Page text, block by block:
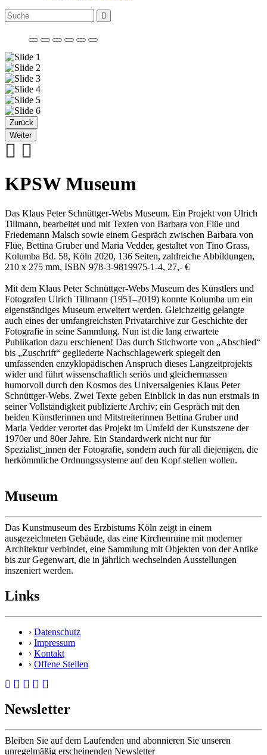
Zurück
Weiter
KPSW Museum
Das Klaus Peter Schnüttger-Webs Museum. Ein Projekt von Ulrich
Tillmann, bearbeitet und mit Texten von Barbara von Flüe und
Friedemann Malsch sowie einem Gespräch zwischen Barbara von
Flüe, Bettina Gruber und Maria Vedder, gestaltet von Tino Grass,
Kolumba Bd. 58, Köln 2020, 136 Seiten, zahlreiche Abbildungen,
210 x 275 mm, ISBN 978-3-9819975-1-4, 27,- €
Mit dem Klaus Peter Schnüttger-Webs Museum des Künstlers und
Fotografen Ulrich Tillmann (1951–2019) konnte Kolumba um ein
eigenständiges Museum erweitert werden. Gleichzeitig gelangte
auch eines der umfangreichsten Privatarchive zur Geschichte der
Fotografie in seine Sammlung. Nun ist die lang erwartete
Publikation dazu erschienen! Das durch Stichworte von „Abschied“
bis „Zuschrift“ gegliederte Nachschlagewerk spiegelt den
umfassenden enzyklopädischen Anspruch dieses Langzeitprojekts
wider und führt wissenschaftlich seriös und gleichermassen
humorvoll durch den Kosmos des Universalgenies Klaus Peter
Schnüttger-Webs. Zwei Texte geben Einblick in das nun erstmals in
seiner Vollständigkeit publizierte Archiv; ein Gespräch mit den
beiden Künstlerinnen und Mitstreiterinnen Bettina Gruber und
Maria Vedder verortet das Projekt im Umfeld der Kunstszene der
1970er und 80er Jahre. Ein Standardwerk nicht nur für
Spezialist_innen der Fotografie, sondern auch für all diejenigen, die
herkömmliche Ordnungssysteme auf den Kopf stellen wollen.
Museum
Das Kunstmuseum des Erzbistums Köln zeigt in einem
ausgezeichneten Gebäude, das eine Kirchenruine mit moderner
Architektur verbindet, eine Sammlung mit Objekten von der Antike
bis zur Gegenwart, die in jährlich wechselnden Ausstellungen
inszeniert werden.
Links
› Datenschutz
› Impressum
› Kontakt
› Offene Stellen
Newsletter
Bleiben Sie auf dem Laufenden und abonnieren Sie unseren
unregelmäßig erscheinenden Newsletter